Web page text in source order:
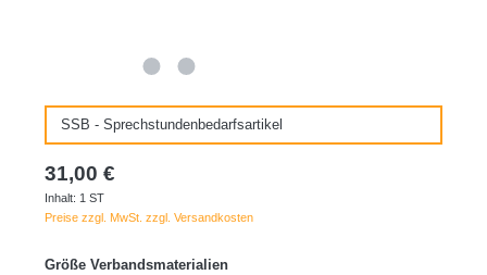
SSB - Sprechstundenbedarfsartikel
31,00 €
Inhalt: 1 ST
Preise zzgl. MwSt. zzgl. Versandkosten
Größe Verbandsmaterialienauswählen